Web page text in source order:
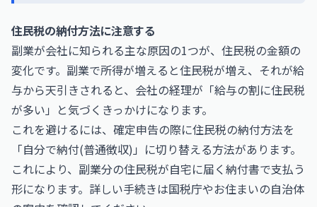
住民税の納付方法に注意する
副業が会社に知られる主な原因の1つが、住民税の金額の
変化です。副業で所得が増えると住民税が増え、それが給
与から天引きされると、会社の経理が「給与の割に住民税
が多い」と気づくきっかけになります。
これを避けるには、確定申告の際に住民税の納付方法を
「自分で納付(普通徴収)」に切り替える方法があります。
これにより、副業分の住民税が自宅に届く納付書で支払う
形になります。詳しい手続きは国税庁やお住まいの自治体